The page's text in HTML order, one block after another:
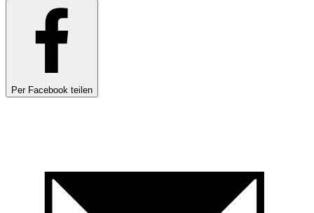
Per Facebook teilen